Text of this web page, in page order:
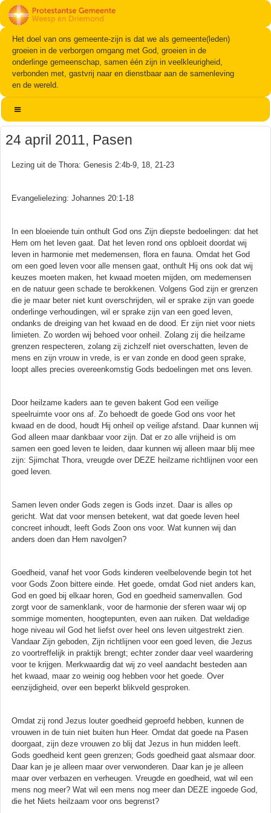
Het doel van ons gemeente-zijn is dat we als gemeente(leden)
groeien in de verborgen omgang met God, groeien in de
onderlinge gemeenschap, samen één zijn in veelkleurigheid,
verbonden met, gastvrij naar en dienstbaar aan de samenleving
en de wereld.
24 april 2011, Pasen
Lezing uit de Thora: Genesis 2:4b-9, 18, 21-23
Evangelielezing: Johannes 20:1-18
In een bloeiende tuin onthult God ons Zijn diepste bedoelingen: dat het
Hem om het leven gaat. Dat het leven rond ons opbloeit doordat wij
leven in harmonie met medemensen, flora en fauna. Omdat het God
om een goed leven voor alle mensen gaat, onthult Hij ons ook dat wij
keuzes moeten maken, het kwaad moeten mijden, om medemensen
en de natuur geen schade te berokkenen. Volgens God zijn er grenzen
die je maar beter niet kunt overschrijden, wil er sprake zijn van goede
onderlinge verhoudingen, wil er sprake zijn van een goed leven,
ondanks de dreiging van het kwaad en de dood. Er zijn niet voor niets
limieten. Zo worden wij behoed voor onheil. Zolang zij die heilzame
grenzen respecteren, zolang zij zichzelf niet overschatten, leven de
mens en zijn vrouw in vrede, is er van zonde en dood geen sprake,
loopt alles precies overeenkomstig Gods bedoelingen met ons leven.
Door heilzame kaders aan te geven bakent God een veilige
speelruimte voor ons af. Zo behoedt de goede God ons voor het
kwaad en de dood, houdt Hij onheil op veilige afstand. Daar kunnen wij
God alleen maar dankbaar voor zijn. Dat er zo alle vrijheid is om
samen een goed leven te leiden, daar kunnen wij alleen maar blij mee
zijn: Sjimchat Thora, vreugde over DEZE heilzame richtlijnen voor een
goed leven.
Samen leven onder Gods zegen is Gods inzet. Daar is alles op
gericht. Wat dat voor mensen betekent, wat dat goede leven heel
concreet inhoudt, leeft Gods Zoon ons voor. Wat kunnen wij dan
anders doen dan Hem navolgen?
Goedheid, vanaf het voor Gods kinderen veelbelovende begin tot het
voor Gods Zoon bittere einde. Het goede, omdat God niet anders kan,
God en goed bij elkaar horen, God en goedheid samenvallen. God
zorgt voor de samenklank, voor de harmonie der sferen waar wij op
sommige momenten, hoogtepunten, even aan ruiken. Dat weldadige
hoge niveau wil God het liefst over heel ons leven uitgestrekt zien.
Vandaar Zijn geboden, Zijn richtlijnen voor een goed leven, die Jezus
zo voortreffelijk in praktijk brengt; echter zonder daar veel waardering
voor te krijgen. Merkwaardig dat wij zo veel aandacht besteden aan
het kwaad, maar zo weinig oog hebben voor het goede. Over
eenzijdigheid, over een beperkt blikveld gesproken.
Omdat zij rond Jezus louter goedheid geproefd hebben, kunnen de
vrouwen in de tuin niet buiten hun Heer. Omdat dat goede na Pasen
doorgaat, zijn deze vrouwen zo blij dat Jezus in hun midden leeft.
Gods goedheid kent geen grenzen; Gods goedheid gaat alsmaar door.
Daar kan je je alleen maar over verwonderen. Daar kan je je alleen
maar over verbazen en verheugen. Vreugde en goedheid, wat wil een
mens nog meer? Wat wil een mens nog meer dan DEZE ingoede God,
die het Niets heilzaam voor ons begrenst?